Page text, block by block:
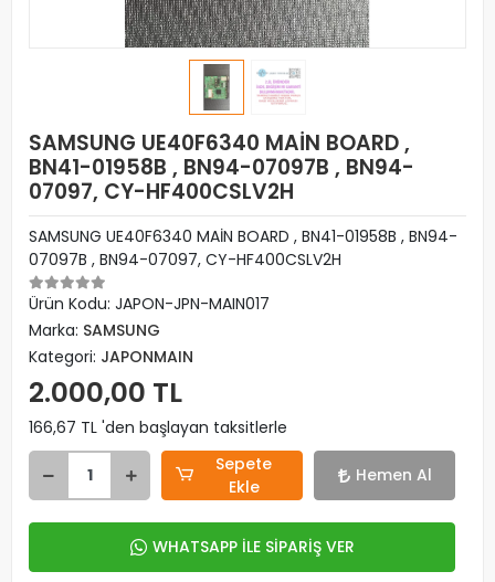
SAMSUNG UE40F6340 MAİN BOARD ,
BN41-01958B , BN94-07097B , BN94-
07097, CY-HF400CSLV2H
SAMSUNG UE40F6340 MAİN BOARD , BN41-01958B , BN94-
07097B , BN94-07097, CY-HF400CSLV2H
Ürün Kodu: JAPON-JPN-MAIN017
Marka: SAMSUNG
Kategori: JAPONMAIN
2.000,00 TL
166,67 TL 'den başlayan taksitlerle
Sepete
Ekle
Hemen Al
WHATSAPP İLE SİPARİŞ VER